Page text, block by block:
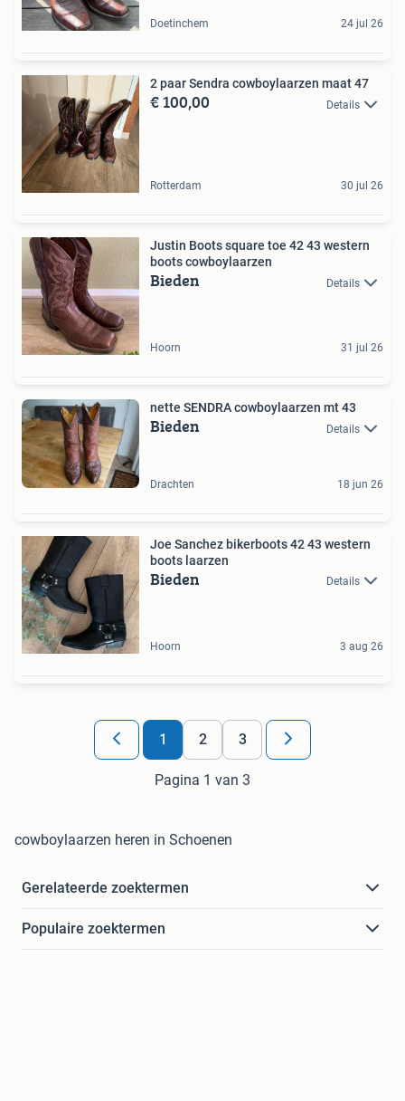
Doetinchem 24 jul 26
2 paar Sendra cowboylaarzen maat 47
€ 100,00 Details
Rotterdam 30 jul 26
Justin Boots square toe 42 43 western
boots cowboylaarzen
Bieden Details
Hoorn 31 jul 26
nette SENDRA cowboylaarzen mt 43
Bieden Details
Drachten 18 jun 26
Joe Sanchez bikerboots 42 43 western
boots laarzen
Bieden Details
Hoorn 3 aug 26
1 2 3
Pagina 1 van 3
cowboylaarzen heren in Schoenen
Gerelateerde zoektermen
Populaire zoektermen